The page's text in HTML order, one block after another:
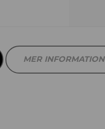
MER INFORMATION